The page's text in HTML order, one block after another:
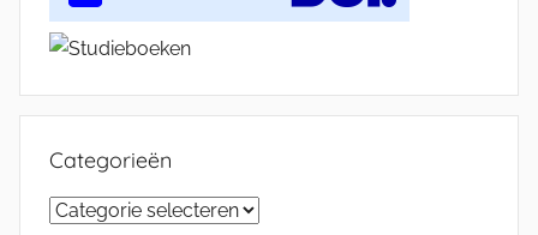
Categorieën
Categorieën